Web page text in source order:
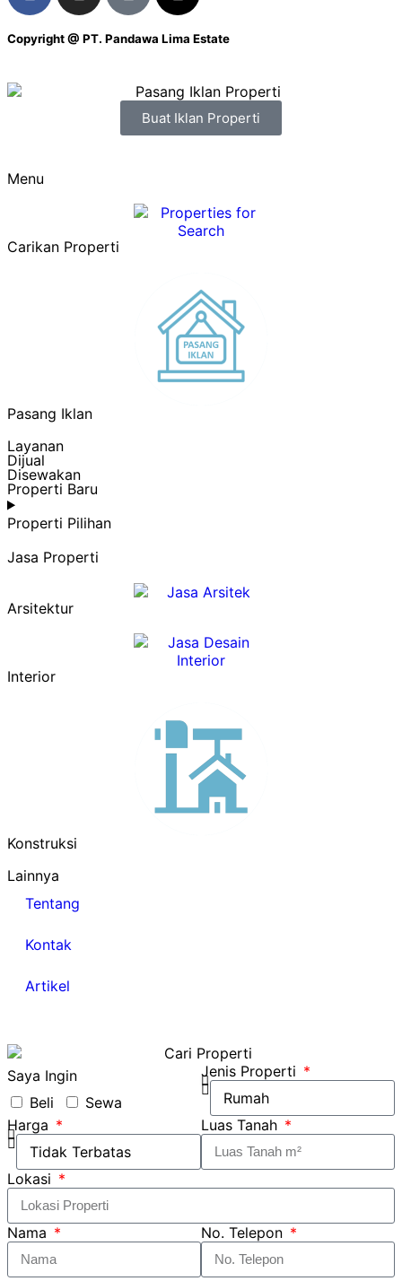
Copyright @ PT. Pandawa Lima Estate
Buat Iklan Properti
Menu
Carikan Properti
Pasang Iklan
Layanan
Dijual
Disewakan
Properti Baru
Properti Pilihan
Jasa Properti
Arsitektur
Interior
Konstruksi
Lainnya
Tentang
Kontak
Artikel
Saya Ingin
Beli
Sewa
Jenis Properti
Harga Luas Tanah
Lokasi
Nama No. Telepon